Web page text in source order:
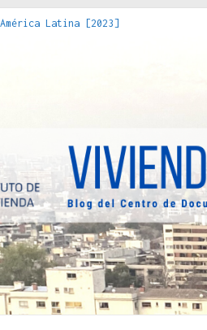
Latina [2023]